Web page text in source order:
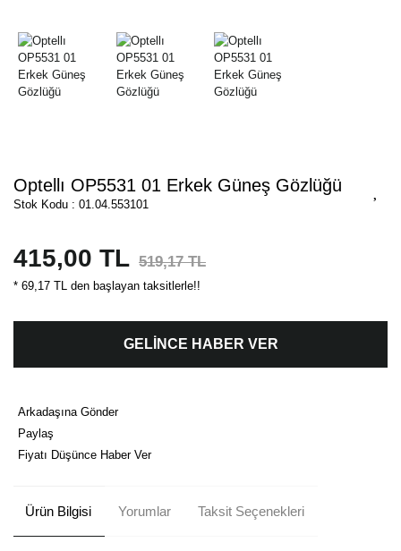
Optellı OP5531 01 Erkek Güneş Gözlüğü
Stok Kodu : 01.04.553101
415,00 TL 519,17 TL
* 69,17 TL den başlayan taksitlerle!!
GELİNCE HABER VER
Arkadaşına Gönder
Paylaş
Fiyatı Düşünce Haber Ver
Ürün Bilgisi Yorumlar Taksit Seçenekleri